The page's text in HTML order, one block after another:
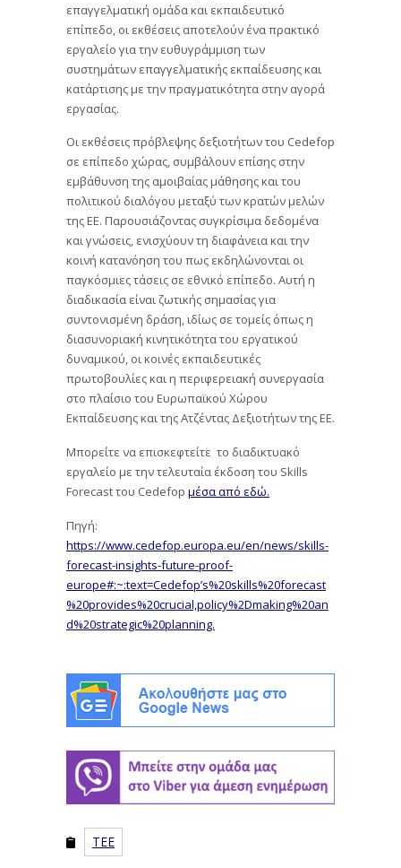
επαγγελματική ομάδα και εκπαιδευτικό
επίπεδο, οι εκθέσεις αποτελούν ένα πρακτικό
εργαλείο για την ευθυγράμμιση των
συστημάτων επαγγελματικής εκπαίδευσης και
κατάρτισης με την πραγματικότητα στην αγορά
εργασίας.
Οι εκθέσεις πρόβλεψης δεξιοτήτων του Cedefop
σε επίπεδο χώρας, συμβάλουν επίσης στην
εμβάθυνση της αμοιβαίας μάθησης και του
πολιτικού διαλόγου μεταξύ των κρατών μελών
της ΕΕ. Παρουσιάζοντας συγκρίσιμα δεδομένα
και γνώσεις, ενισχύουν τη διαφάνεια και την
κοινή κατανόηση του πως εκδηλώνονται οι
παγκόσμιες τάσεις σε εθνικό επίπεδο. Αυτή η
διαδικασία είναι ζωτικής σημασίας για
συντονισμένη δράση, ιδίως σε τομείς όπως η
διασυνοριακή κινητικότητα του εργατικού
δυναμικού, οι κοινές εκπαιδευτικές
πρωτοβουλίες και η περιφερειακή συνεργασία
στο πλαίσιο του Ευρωπαϊκού Χώρου
Εκπαίδευσης και της Ατζέντας Δεξιοτήτων της ΕΕ.
Μπορείτε να επισκεφτείτε το διαδικτυακό
εργαλείο με την τελευταία έκδοση του Skills
Forecast του Cedefop μέσα από εδώ.
Πηγή:
https://www.cedefop.europa.eu/en/news/skills-
forecast-insights-future-proof-
europe#:~:text=Cedefop’s%20skills%20forecast
%20provides%20crucial,policy%2Dmaking%20an
d%20strategic%20planning.
ΤΕΕ